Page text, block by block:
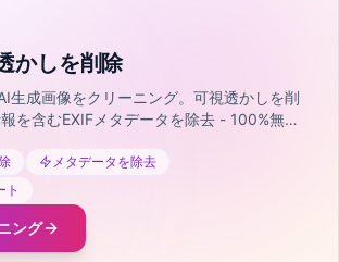
かしを削除
生成画像をクリーニング。可視透かしを削
を含むEXIFメタデータを除去 - 100%無料
メタデータを除去
ト
ング